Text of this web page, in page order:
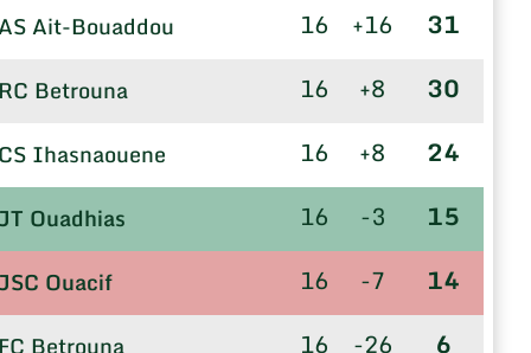
Ait-Bouaddou 16 +16 31
RC Betrouna 16 +8 30
CS Ihasnaouene 16 +8 24
JT Ouadhias 16 -3 15
JSC Ouacif 16 -7 14
16 -26 6